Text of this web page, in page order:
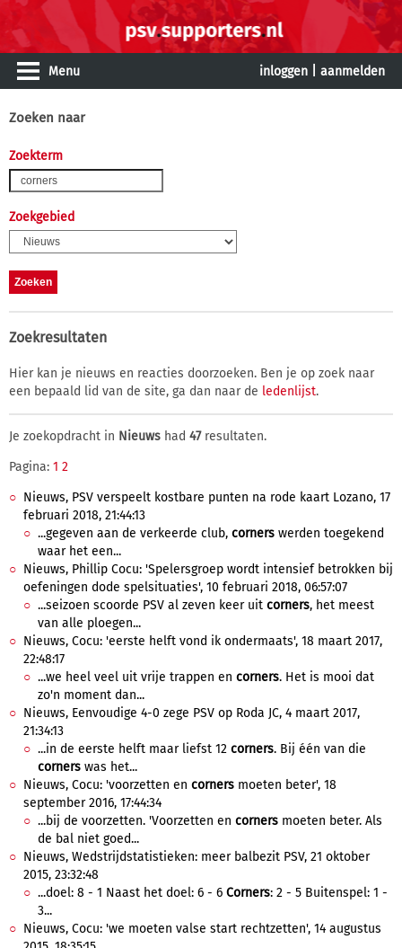
Menu inloggen aanmelden
Zoeken naar
Zoekterm
Zoekgebied
Zoekresultaten
Hier kan je nieuws en reacties doorzoeken. Ben je op zoek naar
een bepaald lid van de site, ga dan naar de ledenlijst.
Je zoekopdracht in Nieuws had 47resultaten.
Pagina: 1 2
Nieuws, PSV verspeelt kostbare punten na rode kaart Lozano, 17
februari 2018, 21:44:13
...gegeven aan de verkeerde club, corners werden toegekend
waar het een...
Nieuws, Phillip Cocu: 'Spelersgroep wordt intensief betrokken bij
oefeningen dode spelsituaties', 10 februari 2018, 06:57:07
...seizoen scoorde PSV al zeven keer uit corners, het meest
van alle ploegen...
Nieuws, Cocu: 'eerste helft vond ik ondermaats', 18 maart 2017,
22:48:17
...we heel veel uit vrije trappen en corners. Het is mooi dat
zo'n moment dan...
Nieuws, Eenvoudige 4-0 zege PSV op Roda JC, 4 maart 2017,
21:34:13
...in de eerste helft maar liefst 12 corners. Bij één van die
corners was het...
Nieuws, Cocu: 'voorzetten en corners moeten beter', 18
september 2016, 17:44:34
...bij de voorzetten. 'Voorzetten en corners moeten beter. Als
de bal niet goed...
Nieuws, Wedstrijdstatistieken: meer balbezit PSV, 21 oktober
2015, 23:32:48
...doel: 8 - 1 Naast het doel: 6 - 6 Corners: 2 - 5 Buitenspel: 1 -
3...
Nieuws, Cocu: 'we moeten valse start rechtzetten', 14 augustus